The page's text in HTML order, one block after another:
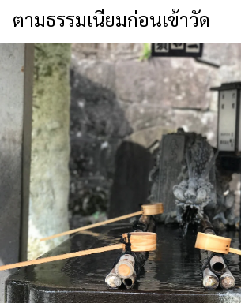
ตามธรรมเนียมก่อนเข้าวัด